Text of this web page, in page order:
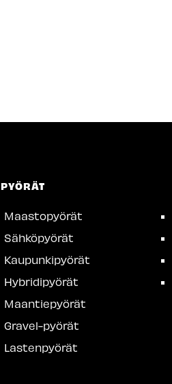
PYÖRÄT
Maastopyörät
Sähköpyörät
Kaupunkipyörät
Hybridipyörät
Maantiepyörät
Gravel-pyörät
Lastenpyörät